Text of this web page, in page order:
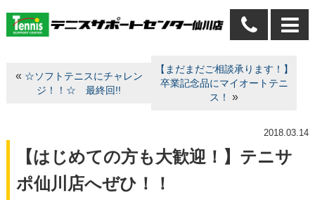
« ☆ソフトテニスにチャレン
ジ！！☆ 最終回!!
【まだまだご相談承ります！】
卒業記念品にマイオートテニ
ス！
»
2018.03.14
【はじめての方も大歓迎！】テニサ
ポ仙川店へぜひ！！